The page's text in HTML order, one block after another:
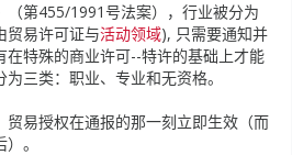
（第455/1991号法案），行业被分为
贸易许可证与活动领域), 只需要通知并
在特殊的商业许可--特许的基础上才能
三类：职业、专业和无资格。
贸易授权在通报的那一刻立即生效（而
。